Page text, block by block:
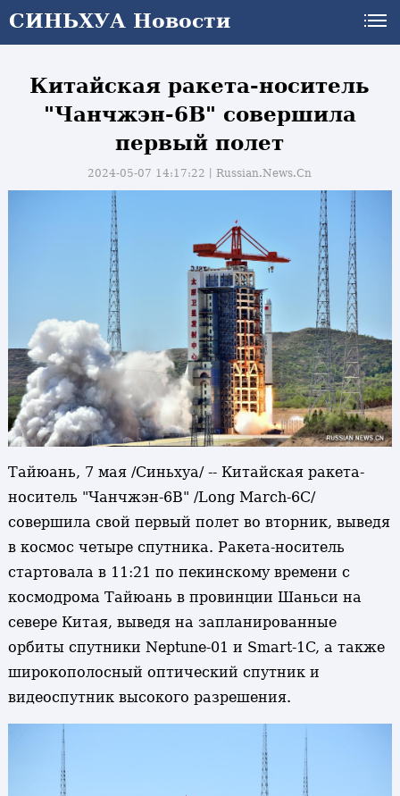
СИНЬХУА Новости
СИНЬХУА Новости
Китайская ракета-носитель
"Чанчжэн-6В" совершила
первый полет
2024-05-07 14:17:22丨Russian.News.Cn
Тайюань, 7 мая /Синьхуа/ -- Китайская ракета-
носитель "Чанчжэн-6В" /Long March-6С/
совершила свой первый полет во вторник, выведя
в космос четыре спутника. Ракета-носитель
стартовала в 11:21 по пекинскому времени с
космодрома Тайюань в провинции Шаньси на
севере Китая, выведя на запланированные
орбиты спутники Neptune-01 и Smart-1C, а также
широкополосный оптический спутник и
видеоспутник высокого разрешения.